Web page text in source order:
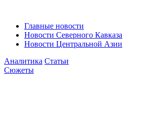
Главные новости
Новости Северного Кавказа
Новости Центральной Азии
Аналитика Статьи
Сюжеты